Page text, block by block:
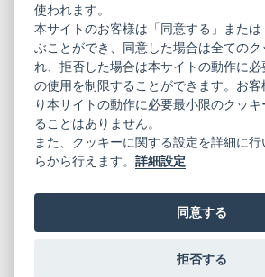
コーポレート
サイト
きも
ニュースレター
ご利用
お問い合わせ
プライバシーポリシー
特定商取引
ご利用規約
© 2019 YAMATO CO, LTD.
使われます。
本サイトのお客様は「同意する」また
ぶことができ、同意した場合は全てのク
れ、拒否した場合は本サイトの動作に
の使用を制限することができます。お
り本サイトの動作に必要最小限のクッ
ることはありません。
また、クッキーに関する設定を詳細に
らから行えます。詳細設定
同意する
拒否する